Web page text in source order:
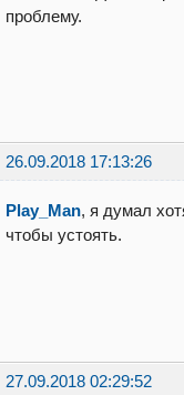
проблему.
26.09.2018 17:13:26
Play_Man, я думал
чтобы устоять.
27.09.2018 02:29:52